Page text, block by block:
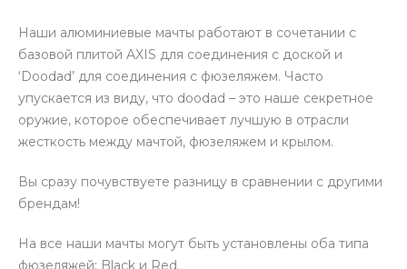
Наши алюминиевые мачты работают в сочетании с
базовой плитой AXIS для соединения с доской и
‘Doodad’ для соединения с фюзеляжем. Часто
упускается из виду, что doodad – это наше секретное
оружие, которое обеспечивает лучшую в отрасли
жесткость между мачтой, фюзеляжем и крылом.
Вы сразу почувствуете разницу в сравнении с другими
брендам!
На все наши мачты могут быть установлены оба типа
фюзеляжей: Black и Red.